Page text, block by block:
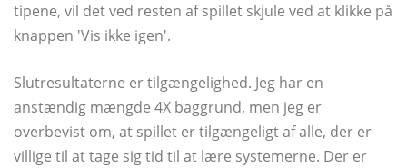
tipene, vil det ved resten af ​​spillet skjule ved at klikke på
knappen 'Vis ikke igen'.
Slutresultaterne er tilgængelighed. Jeg har en
anstændig mængde 4X baggrund, men jeg er
overbevist om, at spillet er tilgængeligt af alle, der er
villige til at tage sig tid til at lære systemerne. Der er